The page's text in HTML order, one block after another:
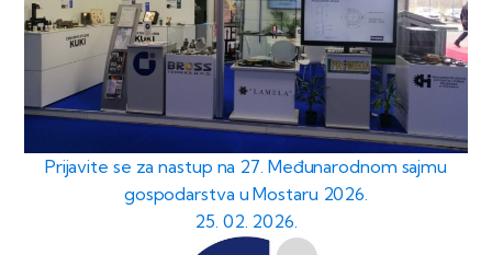
Prijavite se za nastup na 27. Međunarodnom sajmu
gospodarstva u Mostaru 2026.
25. 02. 2026.